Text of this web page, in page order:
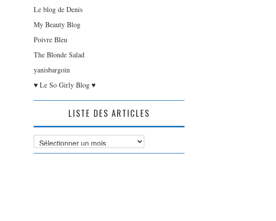
Le blog de Denis
My Beauty Blog
Poivre Bleu
The Blonde Salad
yanisbargoin
♥ Le So Girly Blog ♥
LISTE DES ARTICLES
Liste
des